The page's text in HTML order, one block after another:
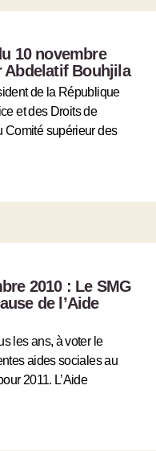
10 novembre
Abdelatif Bouhjila
de la République
et des Droits de
Comité supérieur des
2010 : Le SMG
de l’Aide
les ans, à voter le
aides sociales au
2011. L’Aide